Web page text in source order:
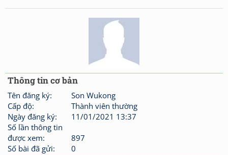
Thông tin cơ bản
Tên đăng ký:
Son Wukong
Cấp độ:
Thành viên thường
Ngày đăng ký:
11/01/2021 13:37
Số lần thông tin
được xem:
897
Số bài đã gửi:
0